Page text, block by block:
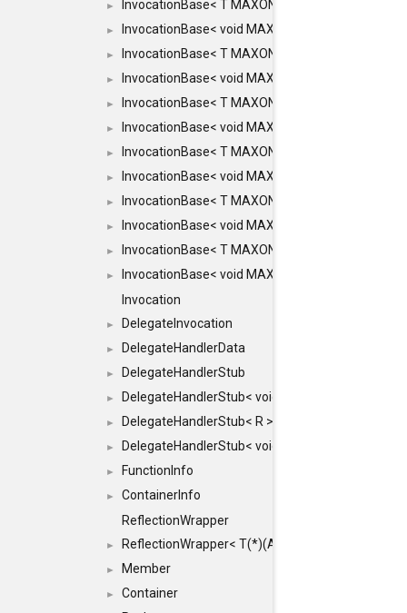
► InvocationBase< T
► InvocationBase< void
► InvocationBase< T
► InvocationBase< void
► InvocationBase< T
► InvocationBase< void
► InvocationBase< T
► InvocationBase< void
► InvocationBase< T
► InvocationBase< void
► InvocationBase< T
►
InvocationBase< void
Invocation
► DelegateInvocation
► DelegateHandlerData
► DelegateHandlerStub
► DelegateHandlerStub< void, ARGS... >
► DelegateHandlerStub< R >
► DelegateHandlerStub< void >
► FunctionInfo
►
ContainerInfo
ReflectionWrapper
► ReflectionWrapper< T(*)(ARGS...)>
► Member
► Container